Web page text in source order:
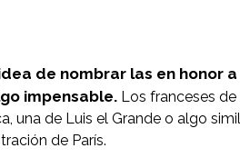
de nombrar las en honor
impensable.Los franceses de
una de Luis el Grande o algo
de París.